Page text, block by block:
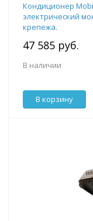
Кондиционер
электрический
крепежа.
47 585 руб.
В наличии
В корзину